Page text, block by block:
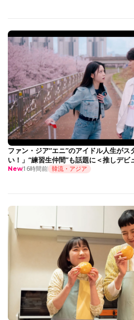
ファン・ジア“エニ”のアイドル人生がス
い！」“練習生仲間”も話題に＜推しデビ
New16時間前 韓流・アジア